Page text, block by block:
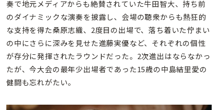
奏で地元メディアからも絶賛されていた牛田智大、持ち前
のダイナミックな演奏を披露し、会場の聴衆からも熱狂的
な支持を得た桑原志織、2度目の出場で、落ち着いた佇まい
の中にさらに深みを見せた進藤実優など、それぞれの個性
が存分に発揮されたラウンドだった。2次進出はならなかっ
たが、今大会の最年少出場者であった15歳の中島結里愛の
健闘も忘れがたい。